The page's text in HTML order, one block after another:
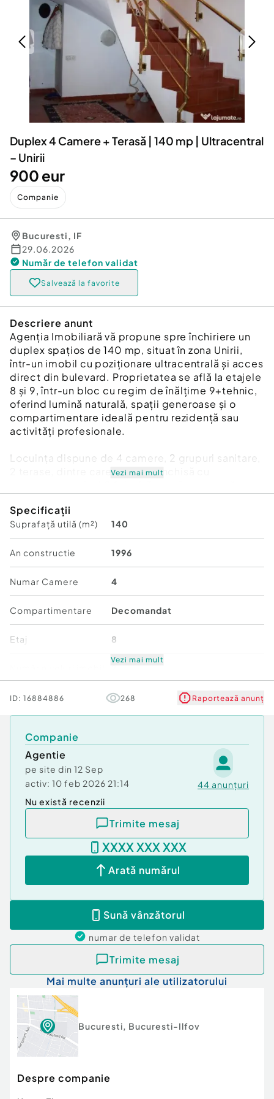
Servicii
Animale de companie
Afaceri și echipamente profesionale
Inchiriere Bunuri si Vehicule
Utilaje agricole si industriale
Piese auto si accesorii
Dacia Duster
Duplex 4 Camere + Terasă | 140 mp | Ultracentral
– Unirii
900 eur
Companie
Bucuresti, IF
29.06.2026
Număr de telefon validat
Salvează la favorite
Descriere anunt
Agenția Imobiliară vă propune spre închiriere un
duplex spațios de 140 mp, situat în zona Unirii,
într-un imobil cu poziționare ultracentrală și acces
direct din bulevard. Proprietatea se află la etajele
8 și 9, într-un bloc cu regim de înălțime 9+tehnic,
oferind lumină naturală, spații generoase și o
compartimentare ideală pentru rezidență sau
activități profesionale.
Locuința dispune de 4 camere, 2 grupuri sanitare,
2 terase, dintre care una este închisă cu
faianță, aer condiționat în toate camerele și ușă
metalică la intrare.
Caracteristici duplex
Suprafață totală: 140 mp
4 camere + terasă închisă (utilizabilă ca a 5‑a
cameră)
2 băi
2 terase (una acoperită, una închisă cu termopan)
Vedere spre spatele imobilului
Intrare din bulevard
Nemobilat – ideal pentru personalizare
Rețea de calculatoare instalată
Aer condiționat în toate camerele
Parchet, gresie, faianță
Avantaje zonă
Ultracentral – acces rapid către Piața Unirii
Transport public în imediata apropiere
Magazine, restaurante, servicii la câțiva pași
Zonă excelentă pentru locuit sau birou
Condiții de închiriere
Chirie: 900 EUR / lună
Vezi mai mult
Specificații
Suprafață utilă (m²) 140
An constructie 1996
Numar Camere 4
Compartimentare Decomandat
Etaj 8
Stare Bună
Vezi mai mult
ID: 16884886 268 Raportează anunț
Companie
Agentie
pe site din 12 Sep
activ: 10 feb 2026 21:14 44 anunțuri
Nu există recenzii
Trimite mesaj
XXXX XXX XXX
Arată numărul
Sună vânzătorul
numar de telefon validat
Trimite mesaj
Mai multe anunțuri ale utilizatorului
Bucuresti, Bucuresti-Ilfov
Despre companie